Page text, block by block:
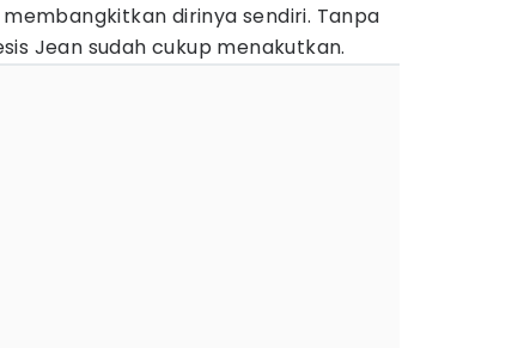
dirinya sendiri. Tanpa
Jean sudah cukup menakutkan.